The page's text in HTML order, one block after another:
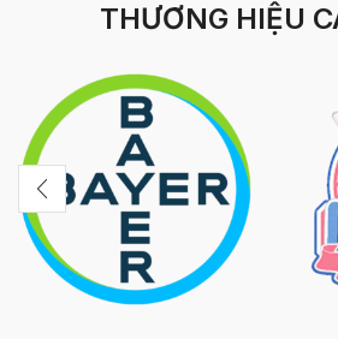
THƯƠNG HIỆU